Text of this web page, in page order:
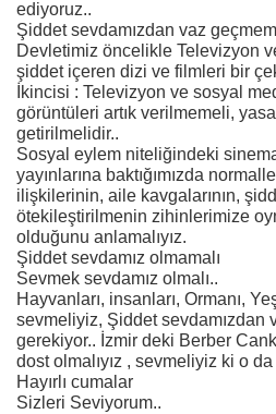
ediyoruz..
Şiddet sevdamızdan vaz
Devletimiz öncelikle Televizyon
şiddet içeren dizi ve filmleri bir
İkincisi : Televizyon ve sosyal
görüntüleri artık verilmemeli,
getirilmelidir..
Sosyal eylem niteliğindeki
yayınlarına baktığımızda
ilişkilerinin, aile kavgalarının,
ötekileştirilmenin zihinlerimize
olduğunu anlamalıyız.
Şiddet sevdamız olmamalı
Sevmek sevdamız olmalı..
Hayvanları, insanları, Ormanı,
sevmeliyiz, Şiddet sevdamızdan
gerekiyor.. İzmir deki Berber
dost olmalıyız , sevmeliyiz ki o
Hayırlı cumalar
Sizleri Seviyorum..